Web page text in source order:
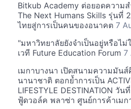
Bitkub Academy ต่อยอดความส
The Next Humans Skills รุ่น
ไทยสู่การเป็นคนของอนาคต 7
"มหาวิทยาลัยยังจำเป็นอยู่หรือไม่
เวที Future Education Forum 7
เมกาบางนา เปิดสนามความมัน
นานาชาติ ตอกย้ำการเป็น
LIFESTYLE DESTINATION วั
ฟู้ดวอล์ค พลาซ่า ศูนย์การค้าเมก